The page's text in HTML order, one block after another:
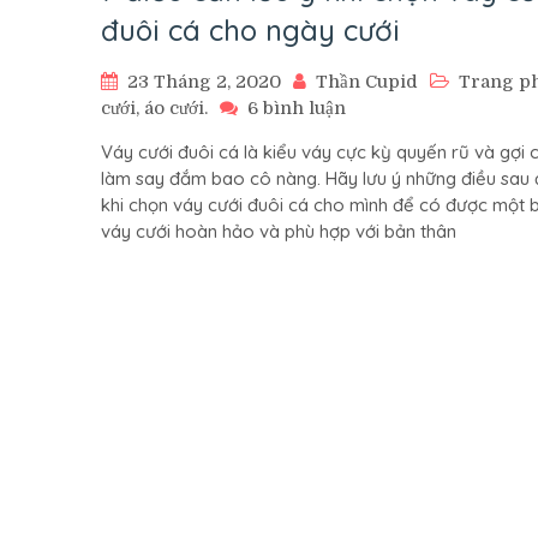
đuôi cá cho ngày cưới
23 Tháng 2, 2020 Thần Cupid
Trang
cưới, áo cưới.
6 bình luận
điều
cần
lưu
ý
Váy cưới đuôi cá là kiểu váy cực kỳ quyến rũ và gợi
làm say đắm bao cô nàng. Hãy lưu ý những điều sau
khi chọn váy cưới đuôi cá cho mình để có được một
váy cưới hoàn hảo và phù hợp với bản thân